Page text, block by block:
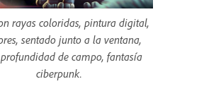
rayas coloridas, pintura digital,
sentado junto a la ventana,
de campo, fantasía
ciberpunk.